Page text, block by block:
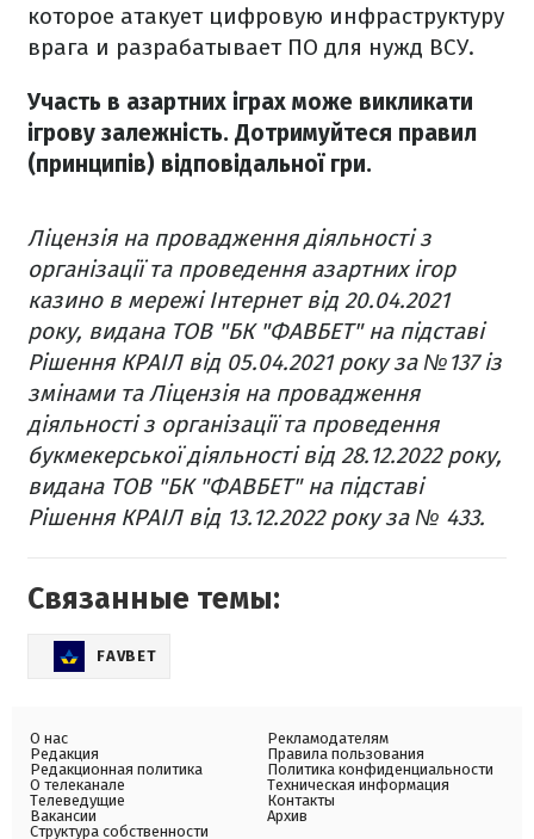
которое атакует цифровую инфраструктуру
врага и разрабатывает ПО для нужд ВСУ.
Участь в азартних іграх може викликати
ігрову залежність. Дотримуйтеся правил
(принципів) відповідальної гри.
Ліцензія на провадження діяльності з
організації та проведення азартних ігор
казино в мережі Інтернет від 20.04.2021
року, видана ТОВ "БК "ФАВБЕТ" на підставі
Рішення КРАІЛ від 05.04.2021 року за №137 із
змінами та Ліцензія на провадження
діяльності з організації та проведення
букмекерської діяльності від 28.12.2022 року,
видана ТОВ "БК "ФАВБЕТ" на підставі
Рішення КРАІЛ від 13.12.2022 року за № 433.
Связанные темы:
FAVBET
О нас
Редакция
Редакционная политика
О телеканале
Телеведущие
Вакансии
Структура собственности
Рекламодателям
Правила пользования
Политика конфиденциальности
Техническая информация
Контакты
Архив